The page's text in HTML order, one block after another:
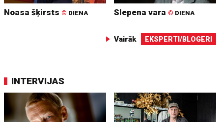
Noasa šķirsts © DIENA Slepena vara © DIENA
Vairāk EKSPERTI/BLOGERI
INTERVIJAS